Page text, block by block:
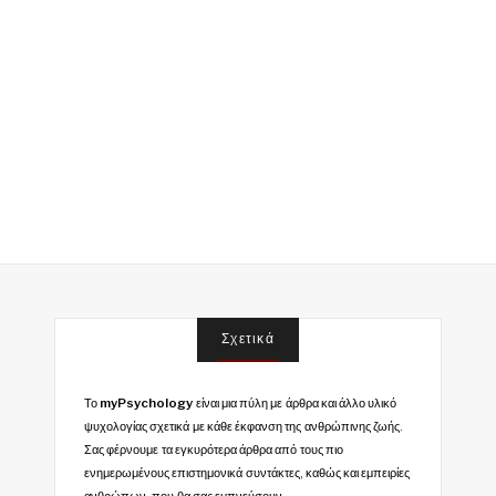
Σχετικά
Το myPsychology είναι μια πύλη με άρθρα και άλλο υλικό
ψυχολογίας σχετικά με κάθε έκφανση της ανθρώπινης ζωής.
Σας φέρνουμε τα εγκυρότερα άρθρα από τους πιο
ενημερωμένους επιστημονικά συντάκτες, καθώς και εμπειρίες